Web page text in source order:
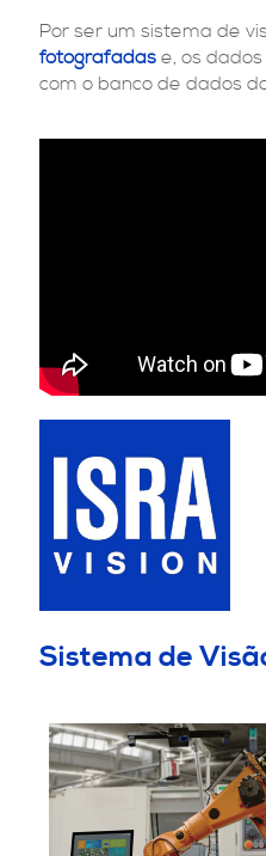
Por ser um sistema de
fotografadas e, os
com o banco de dados
Sistema de